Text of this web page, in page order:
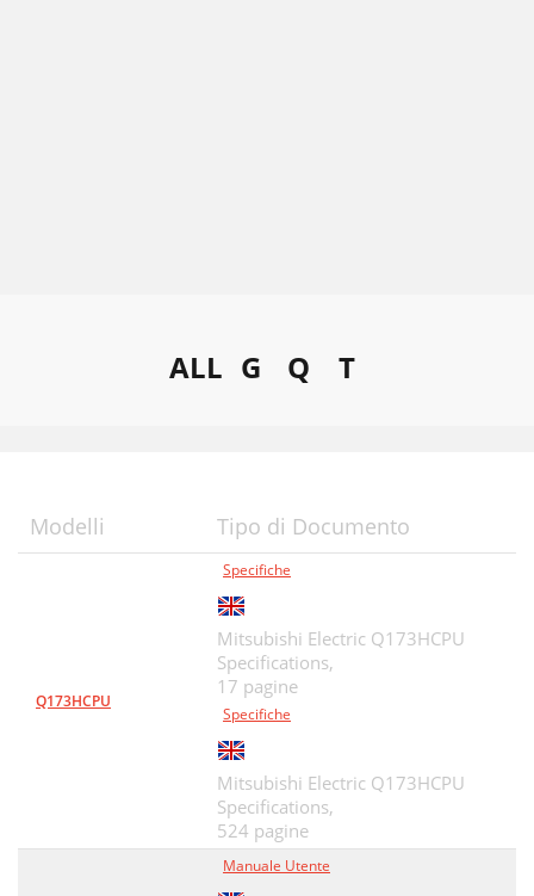
ALL G Q T
Modelli Tipo di Documento
Q173HCPU
Specifiche
Mitsubishi Electric Q173HCPU
Specifications,
17 pagine
Specifiche
Mitsubishi Electric Q173HCPU
Specifications,
524 pagine
Manuale Utente